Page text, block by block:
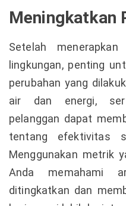
Meningkatkan
Setelah
lingkungan, penting
perubahan yang
air dan energi,
pelanggan dapat
tentang efektivitas
Menggunakan metrik
Anda memahami
ditingkatkan dan